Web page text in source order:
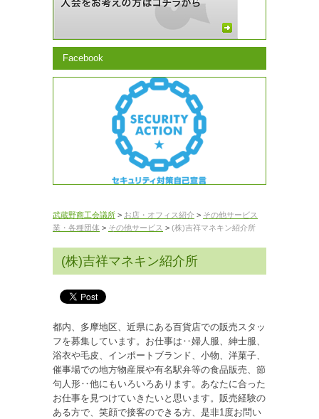
Facebook
武蔵野商工会議所 > お店・オフィス紹介 > その他サービス
業・各種団体 > その他サービス > (株)吉祥マネキン紹介所
(株)吉祥マネキン紹介所
都内、多摩地区、近県にある百貨店での販売スタッ
フを募集しています。お仕事は‥婦人服、紳士服、
浴衣や毛皮、インポートブランド、小物、洋菓子、
催事場での地方物産展や有名駅弁等の食品販売、節
句人形‥他にもいろいろあります。あなたに合った
お仕事を見つけていきたいと思います。販売経験の
ある方で、笑顔で接客のできる方、是非1度お問い